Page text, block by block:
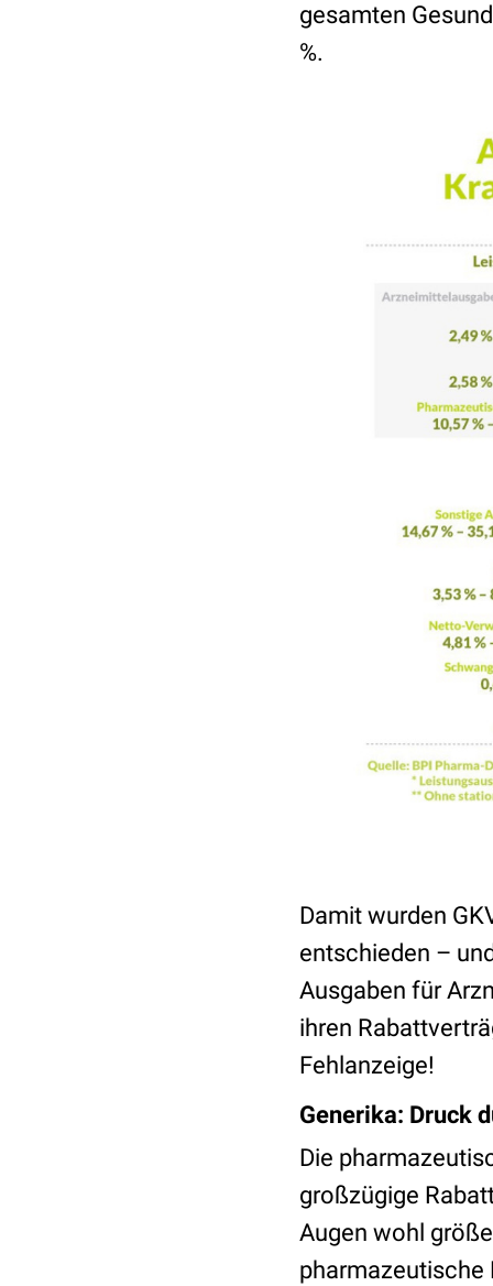
gesamten
%.
Damit wurden
entschieden –
Ausgaben für
ihren
Fehlanzeige!
Generika: Druck
Die
großzügige
Augen wohl
pharmazeutische